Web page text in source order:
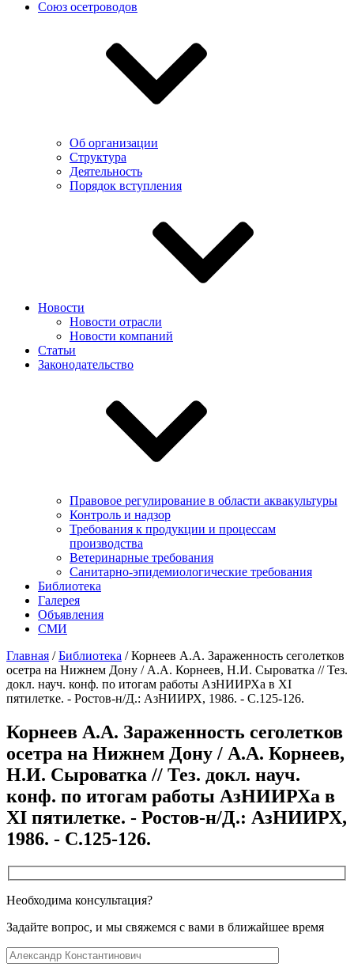
Союз осетроводов
Об организации
Структура
Деятельность
Порядок вступления
Новости
Новости отрасли
Новости компаний
Статьи
Законодательство
Правовое регулирование в области аквакультуры
Контроль и надзор
Требования к продукции и процессам
производства
Ветеринарные требования
Санитарно-эпидемиологические требования
Библиотека
Галерея
Объявления
СМИ
Главная /Библиотека /Корнеев А.А. Зараженность сеголетков
осетра на Нижнем Дону / А.А. Корнеев, Н.И. Сыроватка // Тез.
докл. науч. конф. по итогам работы АзНИИРХа в ХI
пятилетке. - Ростов-н/Д.: АзНИИРХ, 1986. - С.125-126.
Корнеев А.А. Зараженность сеголетков
осетра на Нижнем Дону / А.А. Корнеев,
Н.И. Сыроватка // Тез. докл. науч.
конф. по итогам работы АзНИИРХа в
ХI пятилетке. - Ростов-н/Д.: АзНИИРХ,
1986. - С.125-126.
Необходима консультация?
Задайте вопрос, и мы свяжемся с вами в ближайшее время